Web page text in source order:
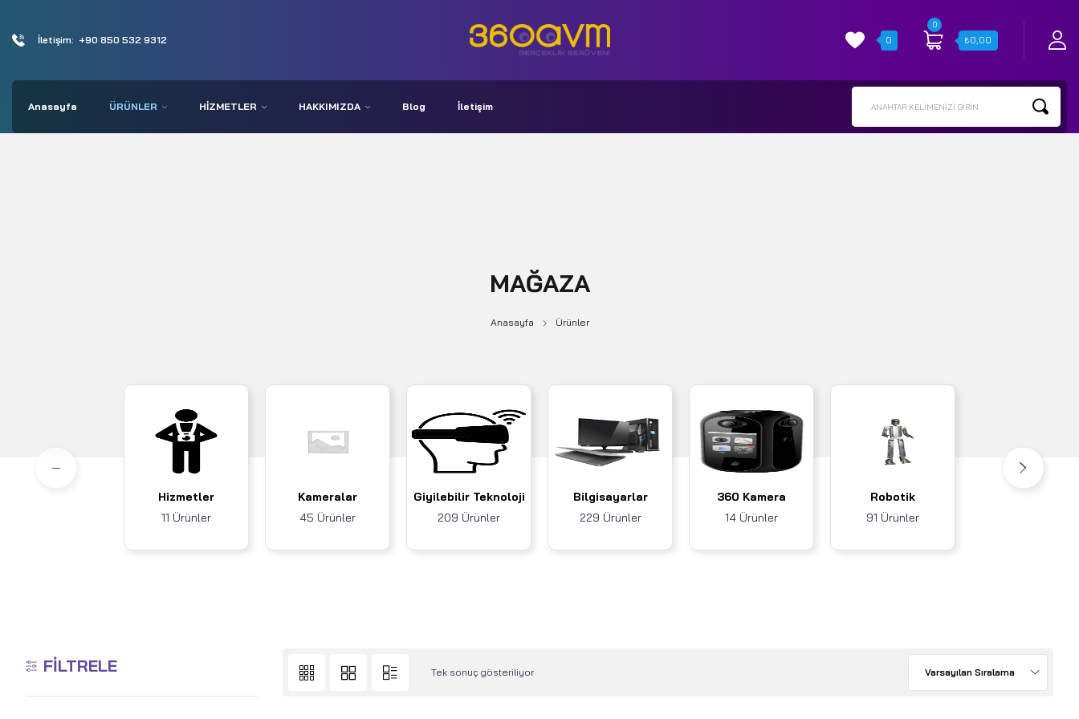
İletişim: +90 850 532 9312 0
0
₺0,00
Anasayfa ÜRÜNLER HIZMETLER HAKKIMIZDA Blog İletişim ANAHTAR KELIMENIZI GIRIN
MAĞAZA
Anasayfa Ürünler
Hizmetler
11 Ürünler
Kameralar
45 Ürünler
Giyilebilir Teknoloji
209 Ürünler
Bilgisayarlar
229 Ürünler
360 Kamera
14 Ürünler
Robotik
91 Ürünler
FILTRELE Tek sonuç gösteriliyor Varsayılan Sıralama